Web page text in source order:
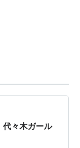
代々木ガール